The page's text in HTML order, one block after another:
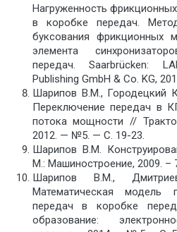
Нагруженность
в коробке передач.
буксования фрикционных
элемента
передач. Saarbrücken:
Publishing GmbH & Co. KG,
Шарипов В.М., Городецкий
Переключение передач в
потока мощности //
2012. — №5. — С. 19-23.
Шарипов В.М.
М.: Машиностроение, 2009. –
Шарипов В.М.,
Математическая модель
передач в коробке
образование: